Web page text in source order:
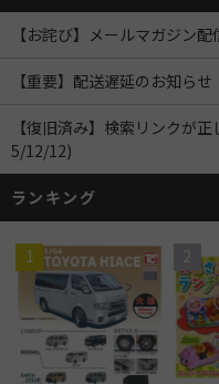
【お詫び】メールマガジン
【重要】配送遅延のお知らせ
【復旧済み】検索リンクが
5/12/12)
ランキング
1 2